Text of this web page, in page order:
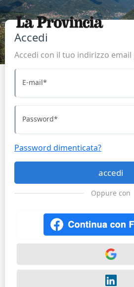
Accedi
Accedi con il tuo indirizzo
E-mail*
Password*
Password dimenticata?
accedi
Oppure con